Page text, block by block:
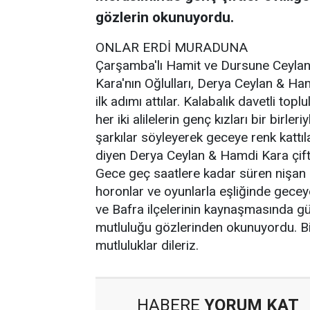
gözlerin okunuyordu.
ONLAR ERDİ MURADUNA
Çarşamba'lı Hamit ve Dursune
Kara'nın Oğlulları, Derya Ceylan &
ilk adımı attılar. Kalabalık davetli
her iki alilelerin genç kızları bir
şarkılar söyleyerek geceye renk
diyen Derya Ceylan & Hamdi Kara
Gece geç saatlere kadar süren
horonlar ve oyunlarla eşliğinde
ve Bafra ilçelerinin kaynaşmasında
mutluluğu gözlerinden okunuyordu.
mutluluklar dileriz.
HABERE YORUM KAT